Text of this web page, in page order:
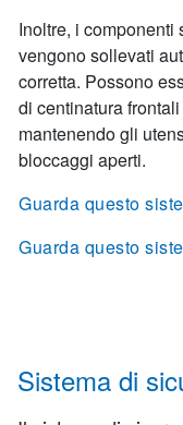
Inoltre, i
vengono sollevati
corretta. Possono
di centinatura
mantenendo gli
bloccaggi aperti.
Guarda questo
Guarda questo
Sistema di